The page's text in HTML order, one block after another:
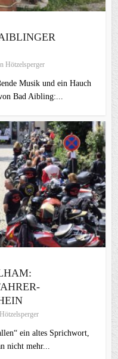
Hötzelsperger
Musik und ein Hauch
Bad Aibling:...
ein altes Sprichwort,
nicht mehr...